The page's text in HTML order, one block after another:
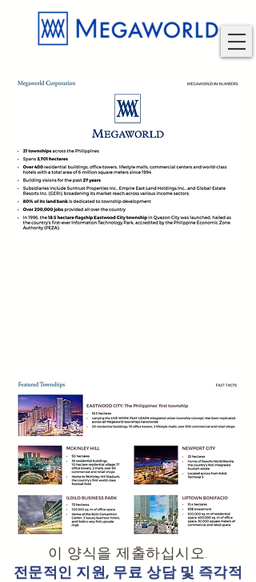
이 양식을 제출하십시오.
전문적인 지원, 무료 상담 및 즉각적